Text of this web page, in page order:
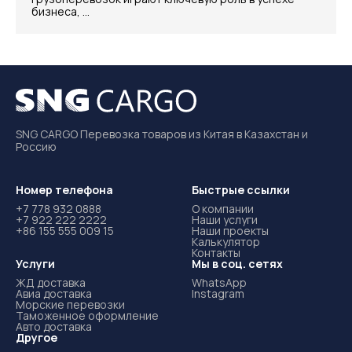
бизнеса, ...
SNG CARGO Перевозка товаров из Китая в Казахстан и
Россию
Номер телефона
+7 778 932 0888
+7 922 222 2222
+86 155 555 009 15
Быстрые ссылки
О компании
Наши услуги
Наши проекты
Калькулятор
Контакты
Услуги
ЖД доставка
Авиа доставка
Морские перевозки
Таможенное оформление
Авто доставка
Мы в соц. сетях
WhatsApp
Instagram
Другое